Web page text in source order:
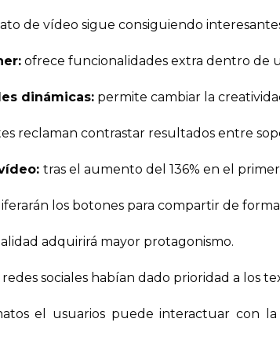
de vídeo sigue consiguiendo
ofrece funcionalidades extra dentro de
dinámicas: permite cambiar la
reclaman contrastar resultados entre
tras el aumento del 136% en el
los botones para compartir de
adquirirá mayor protagonismo.
redes sociales habían dado prioridad a los
el usuarios puede interactuar con